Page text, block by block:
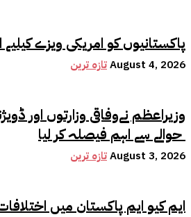
پاکستانیوں کو امریکی ویزے
تازہ ترینAugust 4, 2026
وزیراعظم نےوفاقی وزارتوں اور
حوالے سے اہم فیصلہ کر لیا
تازہ ترینAugust 3, 2026
ایم کیو ایم پاکستان میں